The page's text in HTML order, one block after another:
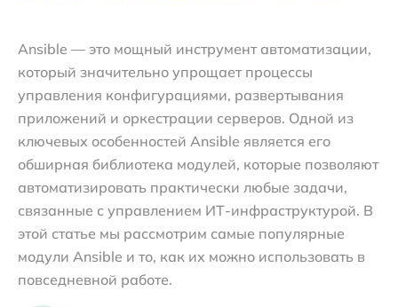
Ansible — это мощный инструмент автоматизации,
который значительно упрощает процессы
управления конфигурациями, развертывания
приложений и оркестрации серверов. Одной из
ключевых особенностей Ansible является его
обширная библиотека модулей, которые позволяют
автоматизировать практически любые задачи,
связанные с управлением ИТ-инфраструктурой. В
этой статье мы рассмотрим самые популярные
модули Ansible и то, как их можно использовать в
повседневной работе.